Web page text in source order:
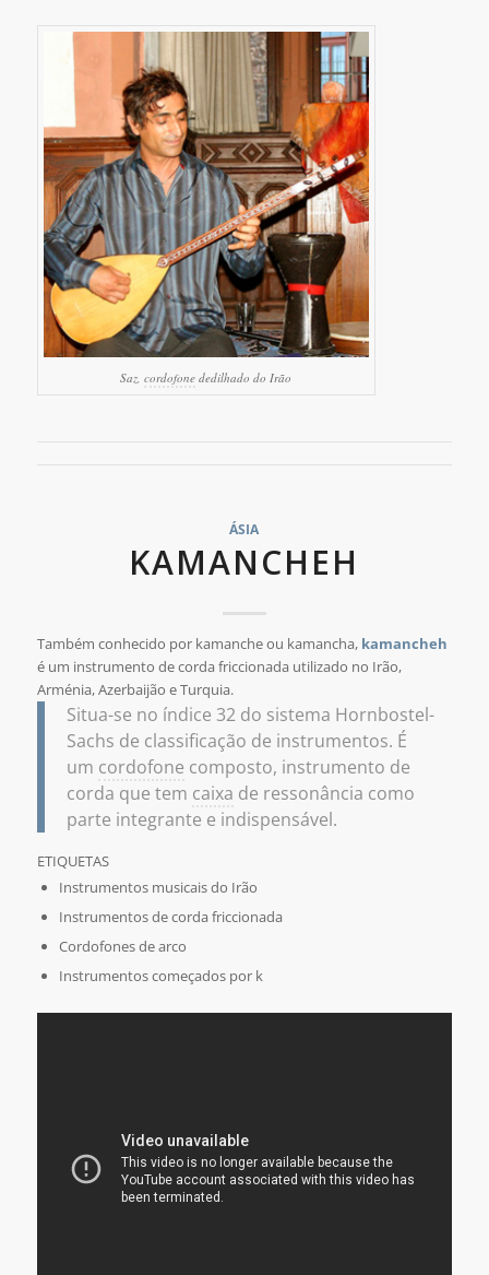
Saz,cordofone dedilhado do Irão
ÁSIA
KAMANCHEH
Também conhecido por kamanche ou kamancha, kamancheh
é um instrumento de corda friccionada utilizado no Irão,
Arménia, Azerbaijão e Turquia.
Situa-se no índice 32 do sistema Hornbostel-
Sachs de classificação de instrumentos. É
um cordofone composto, instrumento de
corda que tem caixa de ressonância como
parte integrante e indispensável.
ETIQUETAS
Instrumentos musicais do Irão
Instrumentos de corda friccionada
Cordofones de arco
Instrumentos começados por k